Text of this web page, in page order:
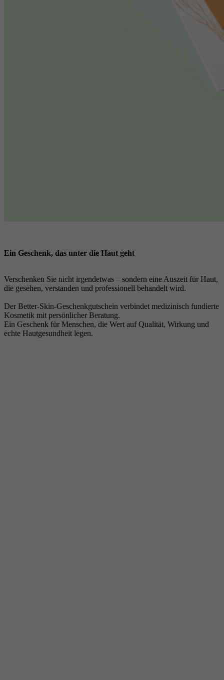
Ein Geschenk, das unter die Haut geht
Verschenken Sie nicht irgendetwas – sondern eine Auszeit für Haut,
die gesehen, verstanden und professionell behandelt wird.
Der Better-Skin-Geschenkgutschein verbindet medizinisch fundierte
Kosmetik mit persönlicher Beratung.
Ein Geschenk für Menschen, die Wert auf Qualität, Wirkung und
echte Hautgesundheit legen.